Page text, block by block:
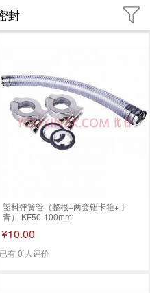
封
塑料弹簧管（整根+两套铝卡箍+丁
青） KF50-100mm
¥10.00
已有 0 人评价